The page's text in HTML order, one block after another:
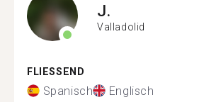
J.
Valladolid
FLIESSEND
Spanisch Englisch